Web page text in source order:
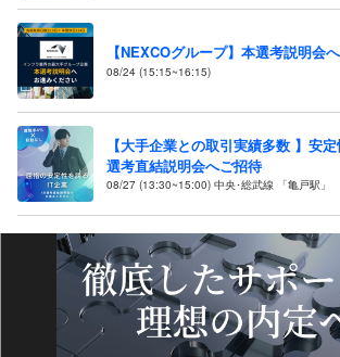
【NEXCOグループ】本選考説明会
08/24 (15:15~16:15)
【大手企業との取引実績多数 】安
選考直結説明会へご招待
08/27 (13:30~15:00) 中央･総武線 「亀戸駅」